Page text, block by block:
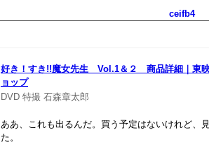
ceifb4
好き！すき!!魔女先生 Vol.1＆２ 商品詳細｜東
ョップ
DVD 特撮 石森章太郎
ああ、これも出るんだ。買う予定はないけれど、
た。